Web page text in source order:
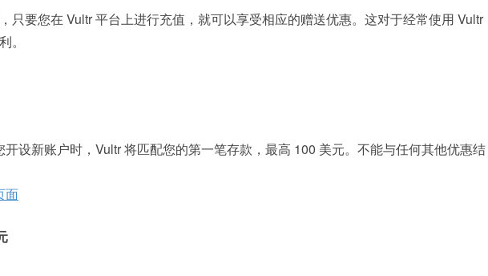
只要您在 Vultr 平台上进行充值，就可以享受相应的赠送优惠。这对于经常使用 Vultr
。
开设新账户时，Vultr 将匹配您的第一笔存款，最高 100 美元。不能与任何其他优惠结
面